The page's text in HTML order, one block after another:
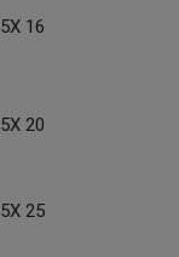
5X 16
5X 20
5X 25